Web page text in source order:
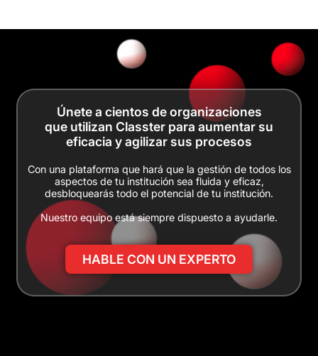
Únete a cientos de organizaciones
que utilizan Classter para aumentar su
eficacia y agilizar sus procesos
Con una plataforma que hará que la gestión de todos los
aspectos de tu institución sea fluida y eficaz,
desbloquearás todo el potencial de tu institución.
Nuestro equipo está siempre dispuesto a ayudarle.
HABLE CON UN EXPERTO